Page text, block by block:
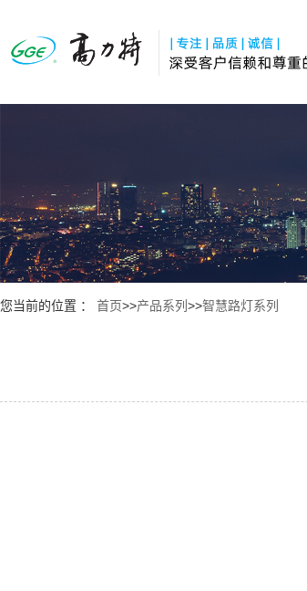
您当前的位置 ： 首页>>产品系列 >>智慧路灯系列